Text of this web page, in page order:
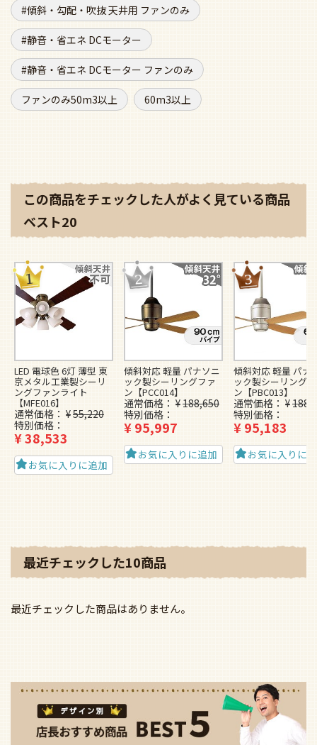
静音・省エネ DCモーター
静音・省エネ DCモーター ファンのみ
ファンのみ50m3以上 60m3以上
ベスト20
ングファンライト
【MFE016】
通常価格 ¥55,220
特別価格
¥38,533
お気に入りに追加
傾斜対応 軽量 パナソニ
ン【PCC014】
通常価格 ¥ 188,650
特別価格
¥95,997
お気に入りに追加
傾斜対応 軽量 パナ
ン【PBC013】
通常価格 ¥
特別価格
¥95,183
お気に入りに
最近チェックした商品はありません。